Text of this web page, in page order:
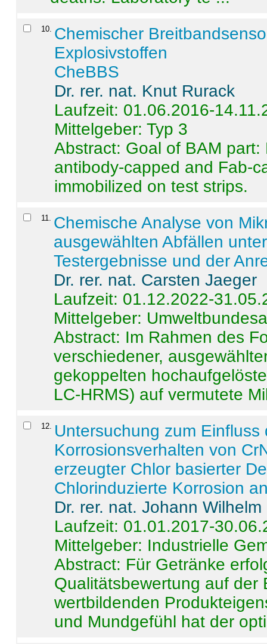
10 Chemischer
Explosivstoffen
CheBBS
Dr. rer. nat. Knut Rurack
Laufzeit: 01.06.2016-
Mittelgeber: Typ 3
Abstract: Goal of BAM
antibody-capped and Fab-
immobilized on test strips.
11
Chemische Analyse von
ausgewählten Abfällen
Testergebnisse und der
Dr. rer. nat. Carsten Jaeger
Laufzeit: 01.12.2022-
Mittelgeber:
Abstract: Im Rahmen des
verschiedener,
gekoppelten
LC-HRMS) auf vermutete
12
Untersuchung zum
Korrosionsverhalten von
erzeugter Chlor basierter
Chlorinduzierte Korrosion
Dr. rer. nat. Johann
Laufzeit: 01.01.2017-
Mittelgeber: Industrielle
Abstract: Für Getränke
Qualitätsbewertung auf der
wertbildenden
und Mundgefühl hat der